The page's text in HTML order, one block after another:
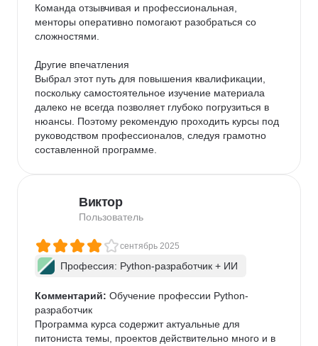
Команда отзывчивая и профессиональная,
менторы оперативно помогают разобраться со
сложностями.
Другие впечатления
Выбрал этот путь для повышения квалификации,
поскольку самостоятельное изучение материала
далеко не всегда позволяет глубоко погрузиться в
нюансы. Поэтому рекомендую проходить курсы под
руководством профессионалов, следуя грамотно
составленной программе.
Виктор
Пользователь
сентябрь 2025
Профессия: Python-разработчик + ИИ
Комментарий: Обучение профессии Python-
разработчик
Программа курса содержит актуальные для
питониста темы, проектов действительно много и в